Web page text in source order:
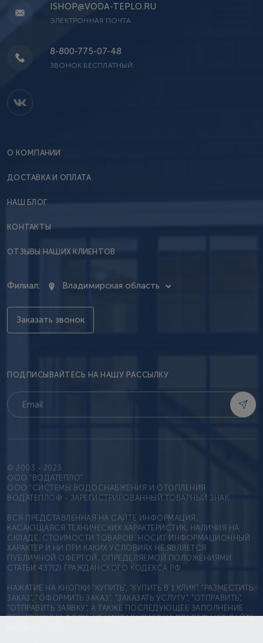
ISHOP@VODA-TEPLO.RU
ЭЛЕКТРОННАЯ ПОЧТА
8-800-775-07-48
ЗВОНОК БЕСПЛАТНЫЙ
О КОМПАНИИ
ДОСТАВКА И ОПЛАТА
НАШ БЛОГ
КОНТАКТЫ
ОТЗЫВЫ НАШИХ КЛИЕНТОВ
Филиал: Владимирская область
Заказать звонок
ПОДПИСЫВАЙТЕСЬ НА НАШУ РАССЫЛКУ
© 2003 - 2023
OOO "ВОДАТЕПЛО"
ООО "СИСТЕМЫ ВОДОСНАБЖЕНИЯ И ОТОПЛЕНИЯ
ВОДАТЕПЛО® - ЗАРЕГИСТРИРОВАННЫЙ ТОВАРНЫЙ ЗНАК
ВСЯ ПРЕДСТАВЛЕННАЯ НА САЙТЕ ИНФОРМАЦИЯ,
КАСАЮЩАЯСЯ ТЕХНИЧЕСКИХ ХАРАКТЕРИСТИК, НАЛИЧИЯ НА
СКЛАДЕ, СТОИМОСТИ ТОВАРОВ, НОСИТ ИНФОРМАЦИОННЫЙ
ХАРАКТЕР И НИ ПРИ КАКИХ УСЛОВИЯХ НЕ ЯВЛЯЕТСЯ
ПУБЛИЧНОЙ ОФЕРТОЙ, ОПРЕДЕЛЯЕМОЙ ПОЛОЖЕНИЯМИ
СТАТЬИ 437(2) ГРАЖДАНСКОГО КОДЕКСА РФ.
НАЖАТИЕ НА КНОПКИ "КУПИТЬ", "КУПИТЬ В 1 КЛИК", "РАЗМЕСТИТЬ
ЗАКАЗ", "ОФОРМИТЬ ЗАКАЗ", "ЗАКАЗАТЬ УСЛУГУ", "ОТПРАВИТЬ",
"ОТПРАВИТЬ ЗАЯВКУ", А ТАКЖЕ ПОСЛЕДУЮЩЕЕ ЗАПОЛНЕНИЕ
ТЕХ ИЛИ ИНЫХ ФОРМ, НЕ НАКЛАДЫВАЕТ НА ВЛАДЕЛЬЦЕВ САЙТА